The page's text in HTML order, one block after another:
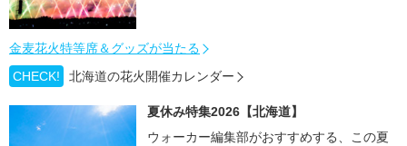
金麦花火特等席＆グッズが当たる
CHECK!
北海道の花火開催カレンダー
夏休み特集2026【北海道】
ウォーカー編集部がおすすめする、この夏